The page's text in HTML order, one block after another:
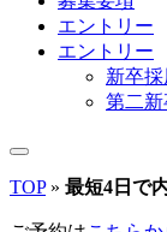
エントリー
エントリー
新卒
第二
TOP» 最短4日で